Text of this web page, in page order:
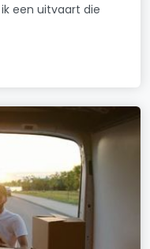
een uitvaart die